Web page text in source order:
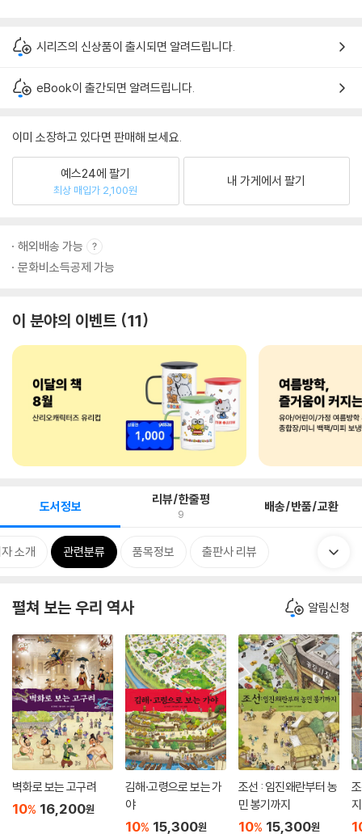
시리즈의 신상품이 출시되면 알려드립니다.
eBook이 출간되면 알려드립니다.
이미 소장하고 있다면 판매해 보세요.
예스24에 팔기
최상 매입가 2,100원
내 가게에서 팔기
해외배송 가능
문화비소득공제 가능
이 분야의 이벤트 11
도서정보 리뷰/한줄평
9 배송/반품/교환
소개 관련분류 품목정보 출판사 리뷰
펼쳐 보는 우리 역사 알림신청
벽화로 보는 고구려
10% 16,200원
김해·고령으로 보는 가
야
10% 15,300원
조선 : 임진왜란부터 농
민 봉기까지
10% 15,300원
지